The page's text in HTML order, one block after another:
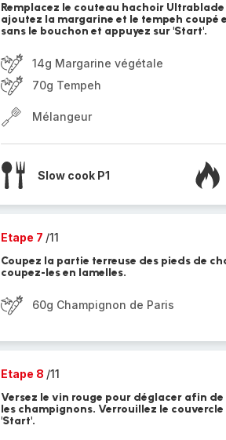
Remplacez le couteau hachoir
ajoutez la margarine et le tempeh coupé
sans le bouchon et appuyez sur 'Start'.
14g Margarine végétale
70g Tempeh
Mélangeur
Slow cook P1
Etape 7 /11
Coupez la partie terreuse des pieds de
coupez-les en lamelles.
60g Champignon de Paris
Etape 8 /11
Versez le vin rouge pour déglacer afin
les champignons. Verrouillez le
'Start'.